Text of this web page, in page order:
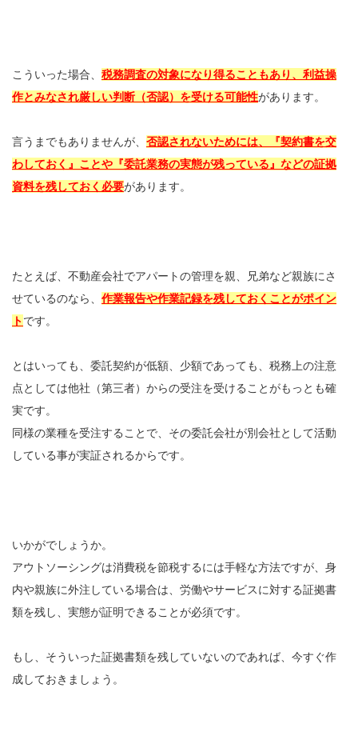
こういった場合、 税務調査の対象になり得ることもあり、利益操
作とみなされ厳しい判断（否認）を受ける可能性があります。
言うまでもありませんが、 否認されないためには、『契約書を交
わしておく』ことや『委託業務の実態が残っている』などの証拠
資料を残しておく必要があります。
たとえば、不動産会社でアパートの管理を親、兄弟など親族にさ
せているのなら、 作業報告や作業記録を残しておくことがポイン
トです。
とはいっても、委託契約が低額、少額であっても、税務上の注意
点としては他社（第三者）からの受注を受けることがもっとも確
実です。
同様の業種を受注することで、その委託会社が別会社として活動
している事が実証されるからです。
いかがでしょうか。
アウトソーシングは消費税を節税するには手軽な方法ですが、身
内や親族に外注している場合は、労働やサービスに対する証拠書
類を残し、実態が証明できることが必須です。
もし、そういった証拠書類を残していないのであれば、今すぐ作
成しておきましょう。